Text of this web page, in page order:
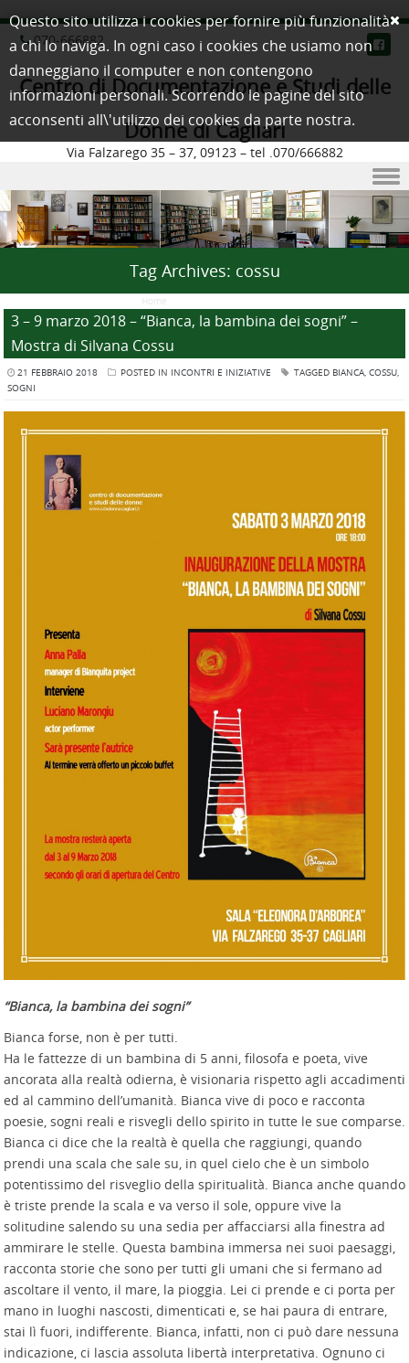
070-666882
Centro di Documentazione e Studi delle
Donne di Cagliari
Via Falzarego 35 – 37, 09123 – tel .070/666882
Skip to content
Tag Archives: cossu
Home
3 – 9 marzo 2018 – “Bianca, la bambina dei sogni” –
Mostra di Silvana Cossu
21 FEBBRAIO 2018 POSTED IN INCONTRI E INIZIATIVE TAGGED BIANCA, COSSU,
SOGNI
“Bianca, la bambina dei sogni”
Bianca forse, non è per tutti.
Ha le fattezze di un bambina di 5 anni, filosofa e poeta, vive
ancorata alla realtà odierna, è visionaria rispetto agli accadimenti
ed al cammino dell’umanità. Bianca vive di poco e racconta
poesie, sogni reali e risvegli dello spirito in tutte le sue comparse.
Bianca ci dice che la realtà è quella che raggiungi, quando
prendi una scala che sale su, in quel cielo che è un simbolo
potentissimo del risveglio della spiritualità. Bianca anche quando
è triste prende la scala e va verso il sole, oppure vive la
solitudine salendo su una sedia per affacciarsi alla finestra ad
ammirare le stelle. Questa bambina immersa nei suoi paesaggi,
racconta storie che sono per tutti gli umani che si fermano ad
ascoltare il vento, il mare, la pioggia. Lei ci prende e ci porta per
mano in luoghi nascosti, dimenticati e, se hai paura di entrare,
stai lì fuori, indifferente. Bianca, infatti, non ci può dare nessuna
indicazione, ci lascia assoluta libertà interpretativa. Ognuno ci
Questo sito utilizza i cookies per fornire più funzionalità
a chi lo naviga. In ogni caso i cookies che usiamo non
danneggiano il computer e non contengono
informazioni personali. Scorrendo le pagine del sito
acconsenti all\'utilizzo dei cookies da parte nostra.